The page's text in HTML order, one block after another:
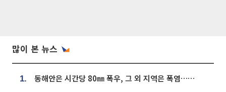
많이 본 뉴스
1. 동해안은 시간당 80㎜ 폭우, 그 외 지역은 폭염…‘극과 극 날씨’